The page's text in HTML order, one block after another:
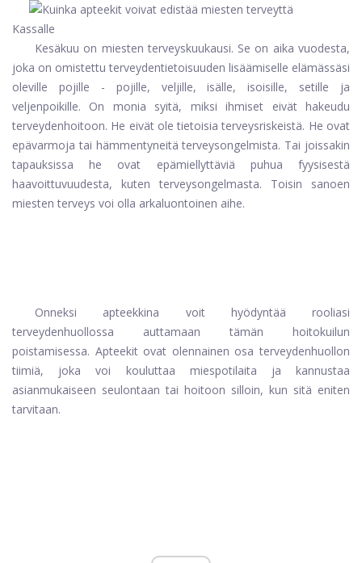
Kassalle
Kesäkuu on miesten terveyskuukausi. Se on aika vuodesta,
joka on omistettu terveydentietoisuuden lisäämiselle elämässäsi
oleville pojille - pojille, veljille, isälle, isoisille, setille ja
veljenpoikille. On monia syitä, miksi ihmiset eivät hakeudu
terveydenhoitoon. He eivät ole tietoisia terveysriskeistä. He ovat
epävarmoja tai hämmentyneitä terveysongelmista. Tai joissakin
tapauksissa he ovat epämiellyttäviä puhua fyysisestä
haavoittuvuudesta, kuten terveysongelmasta. Toisin sanoen
miesten terveys voi olla arkaluontoinen aihe.
Onneksi apteekkina voit hyödyntää rooliasi
terveydenhuollossa auttamaan tämän hoitokuilun
poistamisessa. Apteekit ovat olennainen osa terveydenhuollon
tiimiä, joka voi kouluttaa miespotilaita ja kannustaa
asianmukaiseen seulontaan tai hoitoon silloin, kun sitä eniten
tarvitaan.